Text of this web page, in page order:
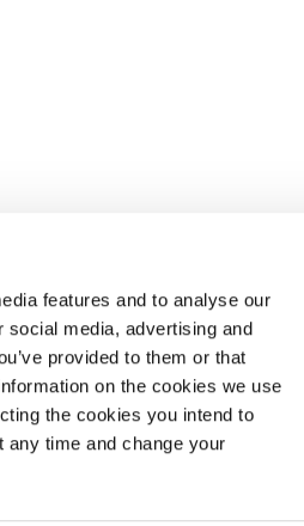
features and to analyse our
media, advertising and
provided to them or that
on the cookies we use
the cookies you intend to
any time and change your
LEGALI
DI VENDITA
E SICUREZZA
D'USO